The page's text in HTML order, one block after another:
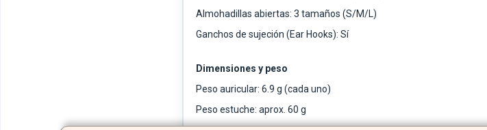
Almohadillas abiertas: 3 tamaños (S/M/L)
Ganchos de sujeción (Ear Hooks): Sí
Dimensiones y peso
Peso auricular: 6.9 g (cada uno)
Peso estuche: aprox. 60 g